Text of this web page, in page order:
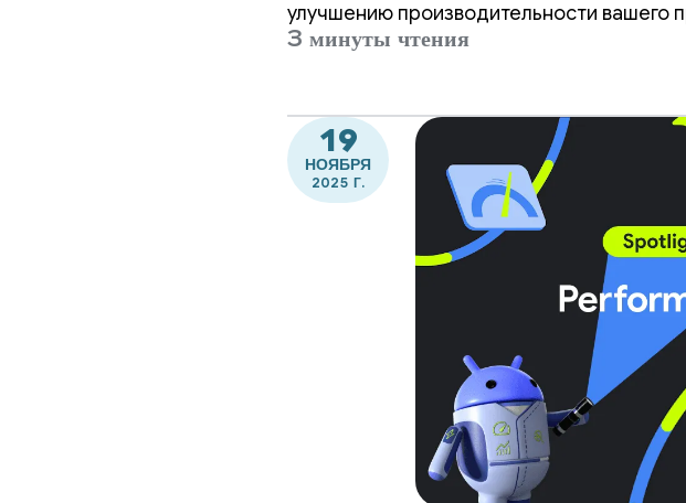
улучшению производительности
использовании, но высокоэффективные
3 минуты чтения
19
НОЯБРЯ
2025 Г.